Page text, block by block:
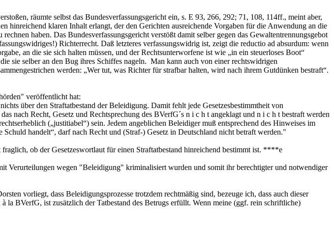
räumte selbst das Bundesverfassungsgericht ein, s. E 93, 266, 292; 71, 108, 114ff., meint aber,
klaren Inhalt erlangt, der den Gerichten ausreichende Vorgaben für die Anwendung an die
haben. Das Bundesverfassungsgericht verstößt damit selber gegen das Gewaltentrennungsgebot
Richterrecht. Daß letzteres verfassungswidrig ist, zeigt die reductio ad absurdum: wenn
an die sie sich halten müssen, und der Rechtsunterworfene ist wie „in ein steuerloses Boot“
sie selber an den Bug ihres Schiffes nageln. Man kann auch von einer rechtswidrigen
werden: „Wer tut, was Richter für strafbar halten, wird nach ihrem Gutdünken bestraft“.
veröffentlicht hat:
über den Straftatbestand der Beleidigung. Damit fehlt jede Gesetzesbestimmtheit von
nach Recht, Gesetz und Rechtsprechung des BVerfG´s n i c h t angeklagt und n i c h t bestraft werden
(„justitiabel“) sein. Jedem angeblichen Beleidiger muß entsprechend des Hinweises im
handelt“, darf nach Recht und (Straf-) Gesetz in Deutschland nicht betraft werden."
ob der Gesetzeswortlaut für einen Straftatbestand hinreichend bestimmt ist. ****e
wegen "Beleidigung" kriminalisiert wurden und somit ihr berechtigter und notwendiger
vorliegt, dass Beleidigungsprozesse trotzdem rechtmäßig sind, bezeuge ich, dass auch dieser
la BVerfG, ist zusätzlich der Tatbestand des Betrugs erfüllt. Wenn meine (ggf. rein schriftliche)